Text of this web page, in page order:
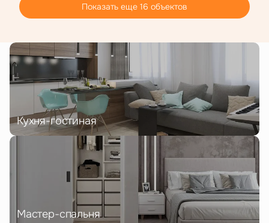
Показать еще 16 объектов
Кухня-гостиная
Мастер-спальня